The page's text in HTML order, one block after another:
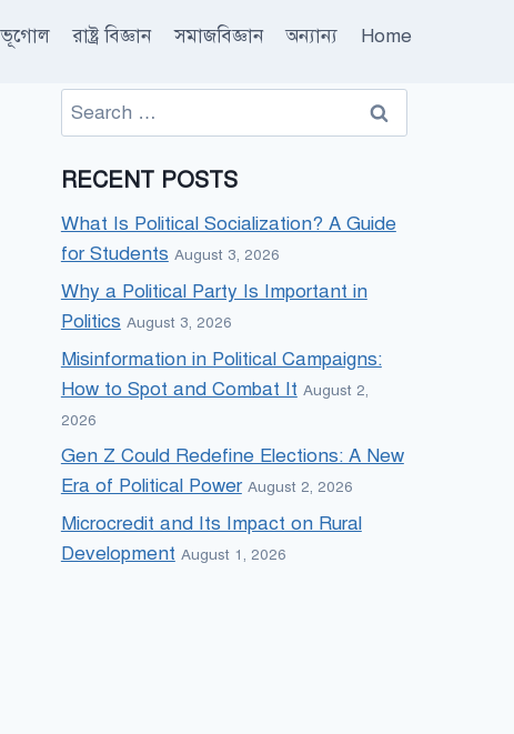
ভূগোল রাষ্ট্র বিজ্ঞান সমাজবিজ্ঞান অন্যান্য Home
Search
for:
RECENT POSTS
What Is Political Socialization? A Guide
for Students August 3, 2026
Why a Political Party Is Important in
Politics August 3, 2026
Misinformation in Political Campaigns:
How to Spot and Combat It August 2,
2026
Gen Z Could Redefine Elections: A New
Era of Political Power August 2, 2026
Microcredit and Its Impact on Rural
Development August 1, 2026